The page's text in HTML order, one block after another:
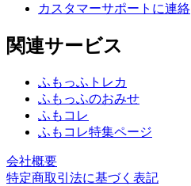
カスタマーサポートに連絡
関連サービス
ふもっふトレカ
ふもっふのおみせ
ふもコレ
ふもコレ特集ページ
会社概要
特定商取引法に基づく表記